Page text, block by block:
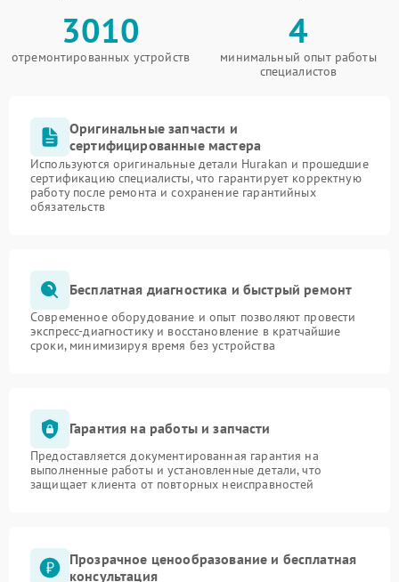
3010
отремонтированных устройств
4
минимальный опыт работы
специалистов
Оригинальные запчасти и
сертифицированные мастера
Используются оригинальные детали Hurakan и прошедшие
сертификацию специалисты, что гарантирует корректную
работу после ремонта и сохранение гарантийных
обязательств
Бесплатная диагностика и быстрый ремонт
Современное оборудование и опыт позволяют провести
экспресс-диагностику и восстановление в кратчайшие
сроки, минимизируя время без устройства
Гарантия на работы и запчасти
Предоставляется документированная гарантия на
выполненные работы и установленные детали, что
защищает клиента от повторных неисправностей
Прозрачное ценообразование и бесплатная
консультация